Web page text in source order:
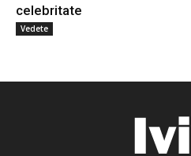
celebritate
Vedete